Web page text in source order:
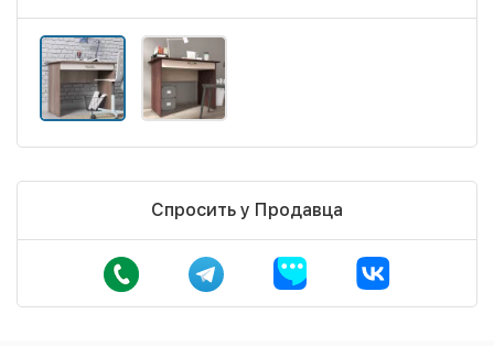
Спросить у Продавца